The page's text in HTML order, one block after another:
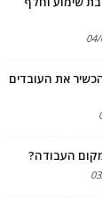
את העובדים
העבודה?